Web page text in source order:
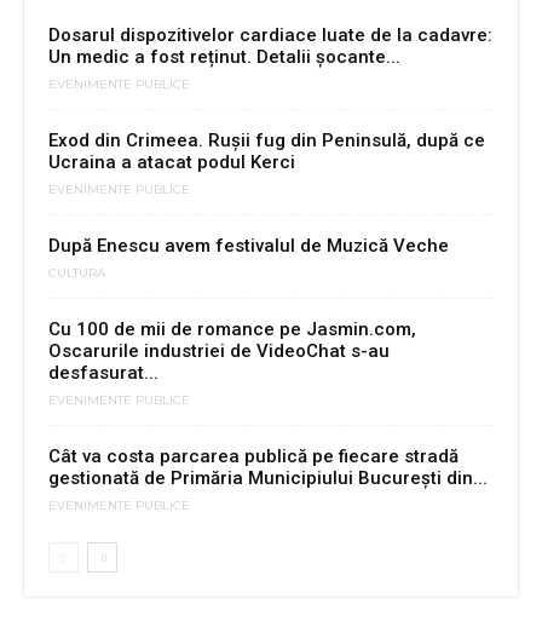
Dosarul dispozitivelor cardiace luate de la cadavre:
Un medic a fost reținut. Detalii șocante...
EVENIMENTE PUBLICE
Exod din Crimeea. Rușii fug din Peninsulă, după ce
Ucraina a atacat podul Kerci
EVENIMENTE PUBLICE
După Enescu avem festivalul de Muzică Veche
CULTURA
Cu 100 de mii de romance pe Jasmin.com,
Oscarurile industriei de VideoChat s-au
desfasurat...
EVENIMENTE PUBLICE
Cât va costa parcarea publică pe fiecare stradă
gestionată de Primăria Municipiului București din...
EVENIMENTE PUBLICE